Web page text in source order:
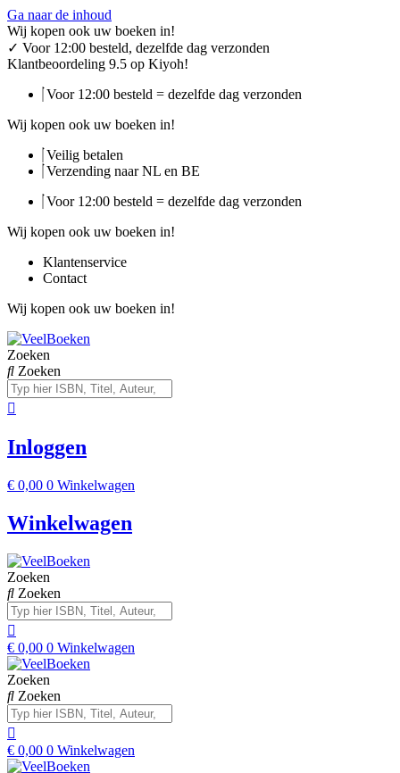
Ga naar de inhoud
Wij kopen ook uw boeken in!
✓ Voor 12:00 besteld, dezelfde dag verzonden
Klantbeoordeling 9.5 op Kiyoh!
Voor 12:00 besteld = dezelfde dag verzonden
Wij kopen ook uw boeken in!
Veilig betalen
Verzending naar NL en BE
Voor 12:00 besteld = dezelfde dag verzonden
Wij kopen ook uw boeken in!
Klantenservice
Contact
Wij kopen ook uw boeken in!
Zoeken
Zoeken
Inloggen
€ 0,00 0 Winkelwagen
Winkelwagen
Zoeken
Zoeken
€ 0,00 0 Winkelwagen
Zoeken
Zoeken
€ 0,00 0 Winkelwagen